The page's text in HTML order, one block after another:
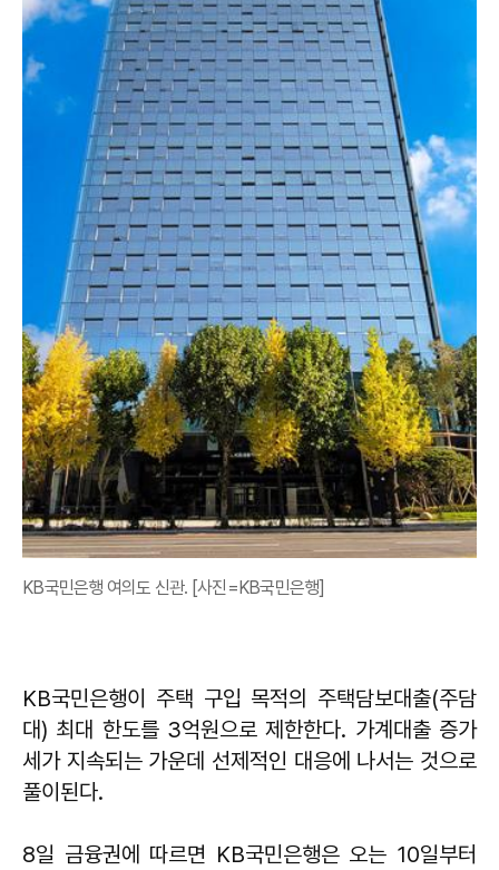
KB국민은행 여의도 신관. [사진=KB국민은행]
KB국민은행이 주택 구입 목적의 주택담보대출(주담
대) 최대 한도를 3억원으로 제한한다. 가계대출 증가
세가 지속되는 가운데 선제적인 대응에 나서는 것으로
풀이된다.
8일 금융권에 따르면 KB국민은행은 오는 10일부터